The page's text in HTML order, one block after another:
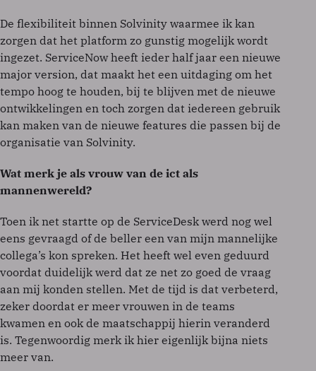
De flexibiliteit binnen Solvinity waarmee ik kan
zorgen dat het platform zo gunstig mogelijk wordt
ingezet. ServiceNow heeft ieder half jaar een nieuwe
major version, dat maakt het een uitdaging om het
tempo hoog te houden, bij te blijven met de nieuwe
ontwikkelingen en toch zorgen dat iedereen gebruik
kan maken van de nieuwe features die passen bij de
organisatie van Solvinity.
Wat merk je als vrouw van de ict als
mannenwereld?
Toen ik net startte op de ServiceDesk werd nog wel
eens gevraagd of de beller een van mijn mannelijke
collega’s kon spreken. Het heeft wel even geduurd
voordat duidelijk werd dat ze net zo goed de vraag
aan mij konden stellen. Met de tijd is dat verbeterd,
zeker doordat er meer vrouwen in de teams
kwamen en ook de maatschappij hierin veranderd
is. Tegenwoordig merk ik hier eigenlijk bijna niets
meer van.